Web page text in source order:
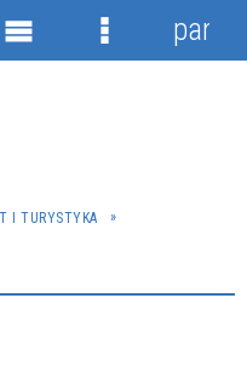
I TURYSTYKA
Menu
Menu
panel